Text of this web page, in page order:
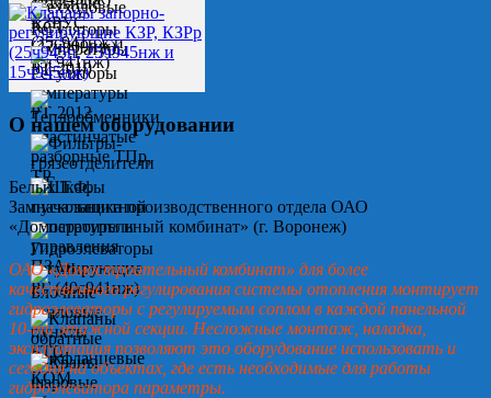
О нашем оборудовании
Белых Т.Ф.
Замначальника производственного отдела ОАО
«Домостроительный комбинат» (г. Воронеж)
ОАО «Домостроительный комбинат» для более
качественного регулирования системы отопления монтирует
гидроэлеваторы с регулируемым соплом в каждой панельной
10-ти этажной секции. Несложные монтаж, наладка,
эксплуатация позволяют это оборудование использовать и
сегодня на объектах, где есть необходимые для работы
гидроэлеватора параметры.